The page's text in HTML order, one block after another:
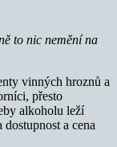
to nic nemění na
vinných hroznů a
přesto
alkoholu leží
a cena